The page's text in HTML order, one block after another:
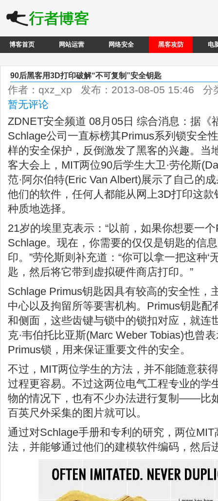
博客首页 网站运营 网络安全 黑客攻防 电
90后黑客用3D打印破解“不可复制”安全钥匙
作者：qxz_xp 发布：2013-08-05 15:46 分
暂无评论
ZDNET安全频道 08月05日 综合消息：据《
Schlage公司一直标榜其Primus系列锁安全
样的安全保护，反倒激发了黑客的兴趣。当
客大会上，MIT两位90后学生大卫·劳伦斯
范·阿尔伯特(Eric Van Albert)展示了自己
他们的软件，任何人都能从网上3D打印这
种质地选择。
21岁的埃里克表示：“以前，如果你想要一
Schlage。现在，你需要的仅仅是钥匙的信
印。”劳伦斯则补充道：“你可以拿一把这种‘
匙，然后将它带到虚拟硬件商店打印。”
Schlage Primus钥匙因具有较高的安全性，
中心以及拘留所等要害机构。Primus钥匙配
和侧面，这些齿键与锁中的锁扣对应，就连
克·韦伯托比亚斯(Marc Weber Tobias)也曾
Primus锁，用来保证重要文件的安全。
不过，MIT两位学生的方法，并不能随意获
过程更容易。不过这两位电气工程专业的学
物的情况下，也有不少办法进行复制——比
百英尺外采集的图片就可以。
通过对Schlage手册和专利的研究，两位
法，并能够通过他们的建模软件编码，然后